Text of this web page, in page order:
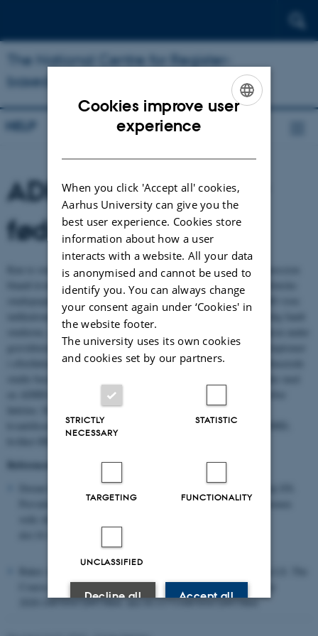
The National Centre for Register-
based Research
HELP
ADHD og risikoen for
fødselsdepression
Kun to studier har indtil videre undersøgt risikoen for fødselsdepression
blandt kvinder med ADHD, og begge studier er foretaget i små kliniske
studiepopulationer. Studierne fandt, at 58% af kvinder med ADHD viste
indikationer på fødselsdepression efter deres første fødsel. Samtidig fandt
studierne, at kvinder med ADHD, som ophørte med ADHD-medicin under
graviditeten, havde en klinisk signifikant stigning i depressive symptomer
i efterfødselsperioden. Foreløbige fund fra det første populationsbaserede
en ADHD-diagnose udvikler depression eller angst det første år efter
fødslen. Der er behov for mere detaljeret evidens for at forstå og
kvantificere risikoen for fødselsdepressioner hos kvinder med ADHD,
Referencer
Dorani F, Bijlenga D, Beekman ATF, van Someren EJW, Kooij JJS.
Prevalence of hormone-related mood disorder symptoms in women
Course of ADHD during Pregnancy. J Atten Disord. December
2020:1087054720975864. doi:10.1177/1087054720975864
Cookies improve user
experience
When you click 'Accept all' cookies,
Aarhus University can give you the
best user experience. Cookies store
information about how a user
interacts with a website. All your data
is anonymised and cannot be used to
identify you. You can always change
your consent again under ‘Cookies' in
the website footer.
The university uses its own cookies
and cookies set by our partners.
STRICTLY
NECESSARY
STATISTIC
TARGETING FUNCTIONALITY
UNCLASSIFIED
Accept all
Decline all